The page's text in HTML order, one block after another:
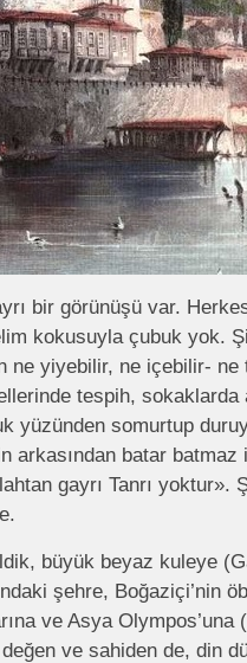
bir görünüşü var.
kokusuyla çubuk yok.
ne yiyebilir, ne içebilir-
tespih, sokaklarda
yüzünden somurtup
arkasından batar
gayrı Tanrı yoktur».
büyük beyaz kuleye
şehre, Boğaziçi’nin
ve Asya Olympos’una
ve sahiden de, din